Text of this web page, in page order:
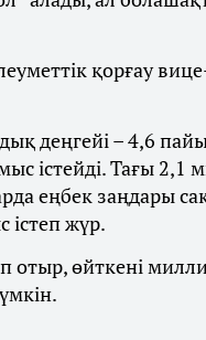
қорғау
деңгейі – 4,6
істейді. Тағы 2,1
еңбек заңдары
істеп жүр.
отыр, өйткені